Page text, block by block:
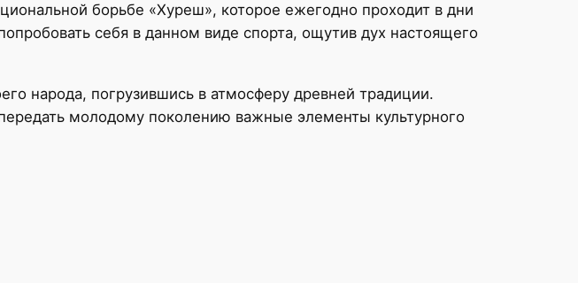
борьбе «Хуреш», которое ежегодно проходит в дни
себя в данном виде спорта, ощутив дух настоящего
народа, погрузившись в атмосферу древней традиции.
молодому поколению важные элементы культурного